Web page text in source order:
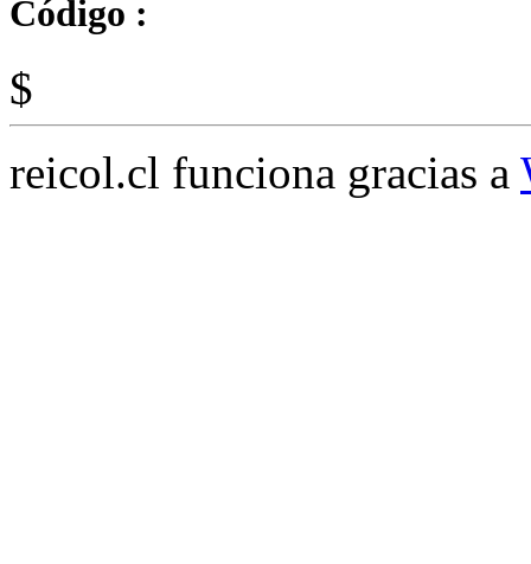
Código :
$
reicol.cl funciona gracias a